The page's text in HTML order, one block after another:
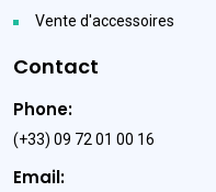
Vente d'accessoires
Contact
Phone:
(+33) 09 72 01 00 16
Email: